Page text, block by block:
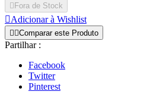
 Fora de Stock
Adicionar à Wishlist
 Comparar este Produto
Partilhar :
Facebook
Twitter
Pinterest